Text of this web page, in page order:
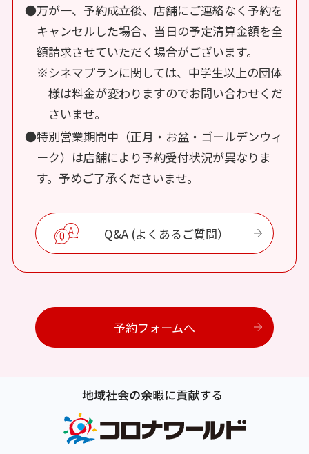
●万が一、予約成立後、店舗にご連絡なく予約を
キャンセルした場合、当日の予定清算金額を全
額請求させていただく場合がございます。
※シネマプランに関しては、中学生以上の団体
様は料金が変わりますのでお問い合わせくだ
さいませ。
●特別営業期間中（正月・お盆・ゴールデンウィ
ーク）は店舗により予約受付状況が異なりま
す。予めご了承くださいませ。
Q&A (よくあるご質問）
予約フォームへ